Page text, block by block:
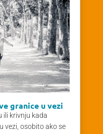
granice u vezi
ili krivnju kada
vezi, osobito ako se